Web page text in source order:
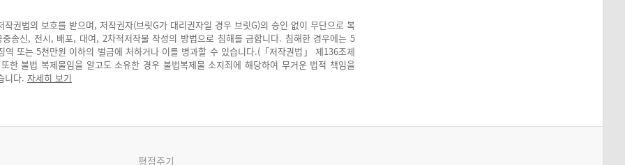
작권법의 보호를 받으며, 저작권자(브릿G가 대리권자일 경우 브릿G)의 승인 없이 무단으로 복
송신, 전시, 배포, 대여, 2차적저작물 작성의 방법으로 침해를 금합니다. 침해한 경우에는 5
역 또는 5천만원 이하의 벌금에 처하거나 이를 병과할 수 있습니다.(「저작권법」 제136조제
한 불법 복제물임을 알고도 소유한 경우 불법복제물 소지죄에 해당하여 무거운 법적 책임을
니다. 자세히 보기
평점주기